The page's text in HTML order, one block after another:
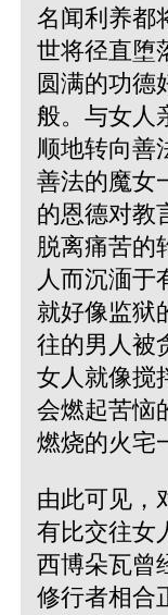
名闻利养都
世将径直堕
圆满的功德
般。与女人
顺地转向善
善法的魔女
的恩德对教
脱离痛苦的
人而沉湎于
就好像监狱
往的男人被
女人就像搅
会燃起苦恼
燃烧的火宅
由此可见，
有比交往女
西博朵瓦曾
修行者相合